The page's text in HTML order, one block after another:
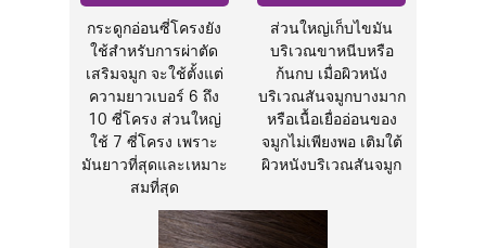
กระดูกอ่อนซี่โครงยัง
ใช้สำหรับการผ่าตัด
เสริมจมูกจะใช้ตั้งแต่
ความยาวเบอร์ 6 ถึง
10 ซี่โครง ส่วนใหญ่
ใช้ 7 ซี่โครง เพราะ
มันยาวที่สุดและเหมาะ
สมที่สุด
ส่วนใหญ่เก็บไขมัน
บริเวณขาหนีบหรือ
ก้นกบ เมื่อผิวหนัง
บริเวณสันจมูกบางมาก
หรือเนื้อเยื่ออ่อนของ
จมูกไม่เพียงพอเติมใต้
ผิวหนังบริเวณสันจมูก